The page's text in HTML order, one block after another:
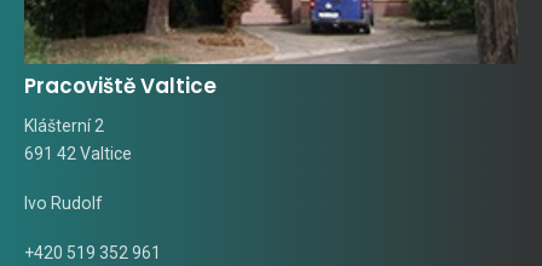
Pracoviště Valtice
Klášterní 2
691 42 Valtice
Ivo Rudolf
+420 519 352 961